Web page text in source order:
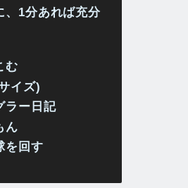
、1分あれば充分
む
イズ)
ラー日記
ん
を回す